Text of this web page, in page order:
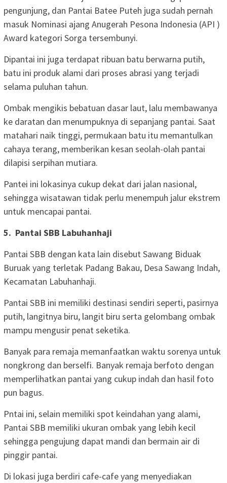
pengunjung, dan Pantai Batee Puteh juga sudah pernah
masuk Nominasi ajang Anugerah Pesona Indonesia (API )
Award kategori Sorga tersembunyi.
‎Dipantai ini juga terdapat ribuan batu berwarna putih,
batu ini produk alami dari proses abrasi yang terjadi
selama puluhan tahun.
‎Ombak mengikis bebatuan dasar laut, lalu membawanya
ke daratan dan menumpuknya di sepanjang pantai. Saat
matahari naik tinggi, permukaan batu itu memantulkan
cahaya terang, memberikan kesan seolah-olah pantai
dilapisi serpihan mutiara.
‎Pantei ini lokasinya cukup dekat dari jalan nasional,
sehingga wisatawan tidak perlu menempuh jalur ekstrem
untuk mencapai pantai.
5. ‎ Pantai SBB Labuhanhaji
‎Pantai SBB dengan kata lain disebut Sawang Biduak
Buruak yang terletak Padang Bakau, Desa Sawang Indah,
Kecamatan Labuhanhaji.
‎Pantai SBB ini memiliki destinasi sendiri seperti, pasirnya
putih, langitnya biru, langit biru serta gelombang ombak
mampu mengusir penat seketika.
‎Banyak para remaja memanfaatkan waktu sorenya untuk
nongkrong dan berselfi. Banyak remaja berfoto dengan
memperlihatkan pantai yang cukup indah dan hasil foto
pun bagus.
‎Pntai ini, selain memiliki spot keindahan yang alami,
Pantai SBB memiliki ukuran ombak yang lebih kecil
sehingga pengujung dapat mandi dan bermain air di
pinggir pantai.
‎Di lokasi juga berdiri cafe-cafe yang menyediakan